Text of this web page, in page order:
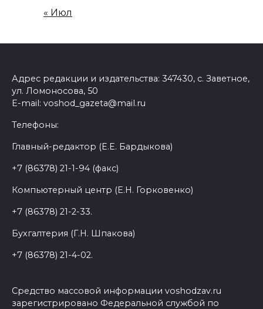
« Июл
Адрес редакции и издательства: 347430, с. Заветное,
ул. Ломоносова, 50
E-mail: voshod_gazeta@mail.ru
Телефоны:
Главный-редактор (Е.Е. Бардыкова)
+7 (86378) 21-1-94 (факс)
Компьютерный центр (Е.Н. Горковенко)
+7 (86378) 21-2-33.
Бухгалтерия (Г.Н. Шпакова)
+7 (86378) 21-4-02.
Средство массовой информации voshodzav.ru
зарегистрировано Федеральной службой по